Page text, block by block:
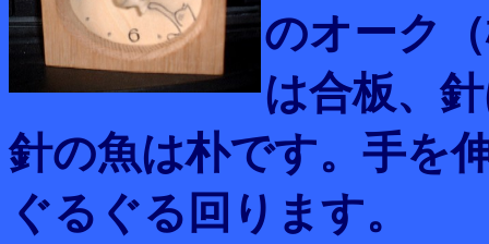
のオーク
は合板、
針の魚は朴です。手を
ぐるぐる回ります。